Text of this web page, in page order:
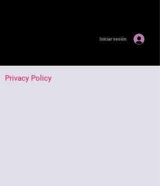
Iniciar sesión
Privacy Policy